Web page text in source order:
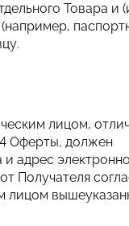
Товара и
лицом,
Оферты, должен
адрес
Получателя
лицом